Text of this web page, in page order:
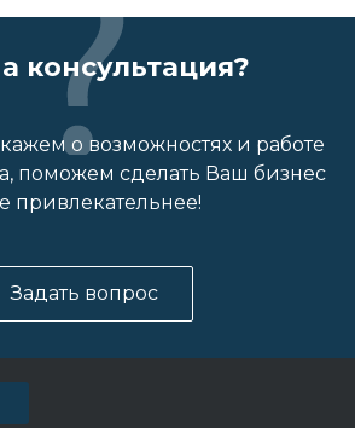
консультация?
о возможностях и работе
поможем сделать Ваш бизнес
привлекательнее!
Задать вопрос